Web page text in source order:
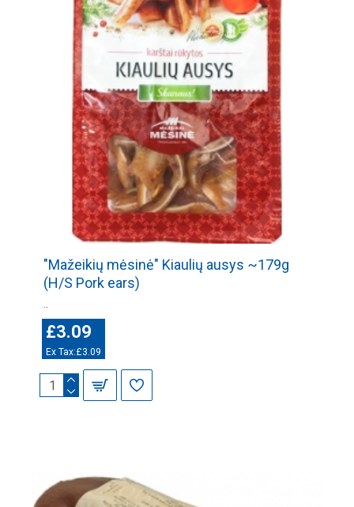
"Mažeikių mėsinė" Kiaulių ausys ~179g
(H/S Pork ears)
£3.09
Ex Tax:£3.09